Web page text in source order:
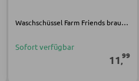
Waschschüssel Farm Friends braun Polypropylen
Sofort verfügbar
11,99